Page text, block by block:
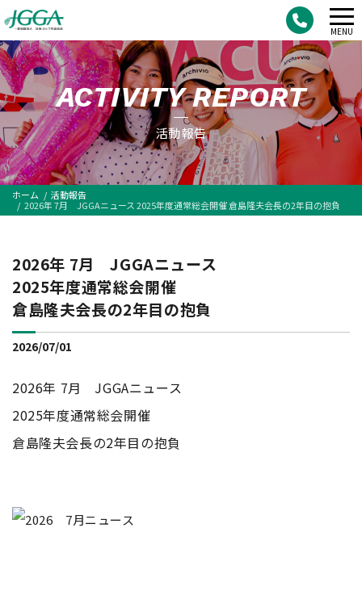
ACTIVITY REPORT
活動報告
ホーム
活動報告
2026年 7月 JGGAニュース 2025年度通常総会開催 倉島隆夫会長の2年目の抱負
2026年 7月 JGGAニュース
2025年度通常総会開催
倉島隆夫会長の2年目の抱負
2026/07/01
2026年 7月 JGGAニュース
2025年度通常総会開催
倉島隆夫会長の2年目の抱負
メ
ニ
ュ
ー
MENU